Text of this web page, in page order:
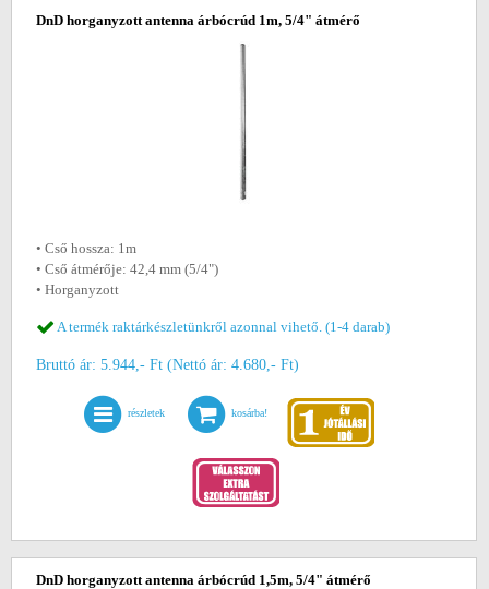
DnD horganyzott antenna árbócrúd 1m, 5/4" átmérő
• Cső hossza: 1m
• Cső átmérője: 42,4 mm (5/4")
• Horganyzott
A termék raktárkészletünkről azonnal vihető. (1-4 darab)
Bruttó ár: 5.944,- Ft (Nettó ár: 4.680,- Ft)
részletek kosárba!
DnD horganyzott antenna árbócrúd 1,5m, 5/4" átmérő